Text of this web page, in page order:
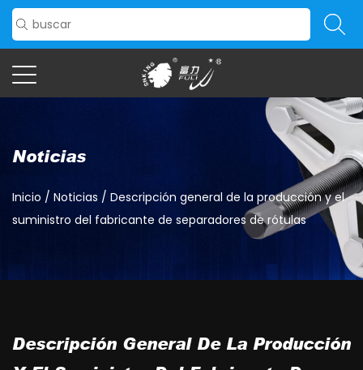
Noticias
Inicio / Noticias / Descripción general de la producción y el
suministro del fabricante de separadores de rótulas
Descripción General De La Producción